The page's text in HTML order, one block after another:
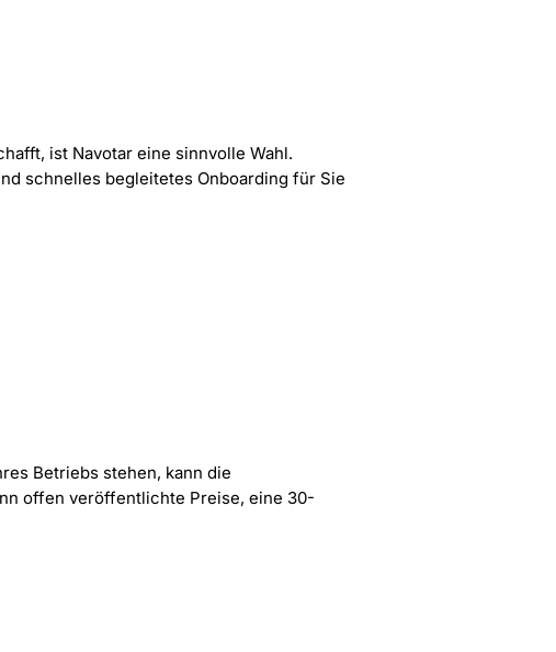
ist Navotar eine sinnvolle Wahl.
schnelles begleitetes Onboarding für Sie
Betriebs stehen, kann die
offen veröffentlichte Preise, eine 30-